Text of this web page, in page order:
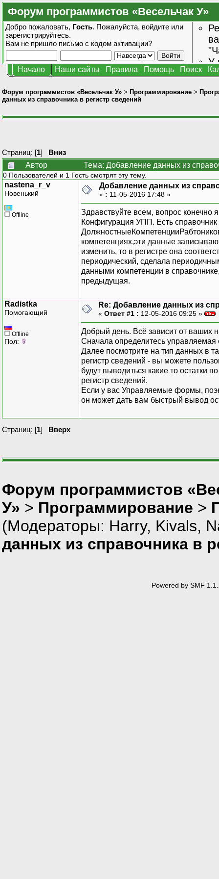
Форум программистов «Весельчак У»
Добро пожаловать, Гость. Пожалуйста, войдите или
зарегистрируйтесь.
Вам не пришло письмо с кодом активации?
У
Начало Наши сайты Правила Помощь Поиск
Форум программистов «Весельчак У» > Программирование >
данных из справочника в регистр сведений
Страниц: [1] Вниз
Автор
Тема: Добавление данных из
0 Пользователей и 1 Гость смотрят эту тему.
nastena_r_v
Новенький
Offline
Добавление данных из
« : 11-05-2016 17:48 »
Здравствуйте всем, вопрос конечно
Конфигурация УПП. Есть
компетенциях,эти данные
изменить, то в регистре она
периодический, сделала
данными компетенции в
предыдущая.
Radistka
Помогающий
Offline
Пол:
Re: Добавление данных из
« Ответ #1 : 12-05-2016 09:25 »
Добрый день. Всё зависит от ваших
Сначала определитесь
Далее посмотрите на тип данных в
регистр сведений - вы можете
будут выводиться какие то остатки
регистр сведений.
Если у вас Управляемые формы,
он может дать вам быстрый вывод
Страниц: [1] Вверх
Форум программистов
У» > Программирование >
(Модераторы: Harry, Kivals,
данных из справочника в
Powered by SMF